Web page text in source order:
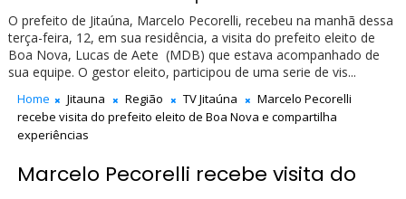
O prefeito de Jitaúna, Marcelo Pecorelli, recebeu na manhã dessa
terça-feira, 12, em sua residência, a visita do prefeito eleito de
Boa Nova, Lucas de Aete (MDB) que estava acompanhado de
sua equipe. O gestor eleito, participou de uma serie de vis...
Home Jitauna Região TV Jitaúna
Marcelo Pecorelli
recebe visita do prefeito eleito de Boa Nova e compartilha
experiências
Marcelo Pecorelli recebe visita do